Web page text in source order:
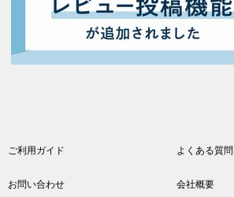
ご利用ガイド よくある質問
お問い合わせ 会社概要